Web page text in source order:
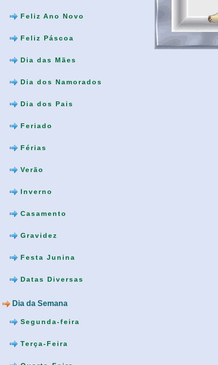
Feliz Ano Novo
Feliz Páscoa
Dia das Mães
Dia dos Namorados
Dia dos Pais
Feriado
Férias
Verão
Inverno
Casamento
Gravidez
Festa Junina
Datas Diversas
Dia da Semana
Segunda-feira
Terça-Feira